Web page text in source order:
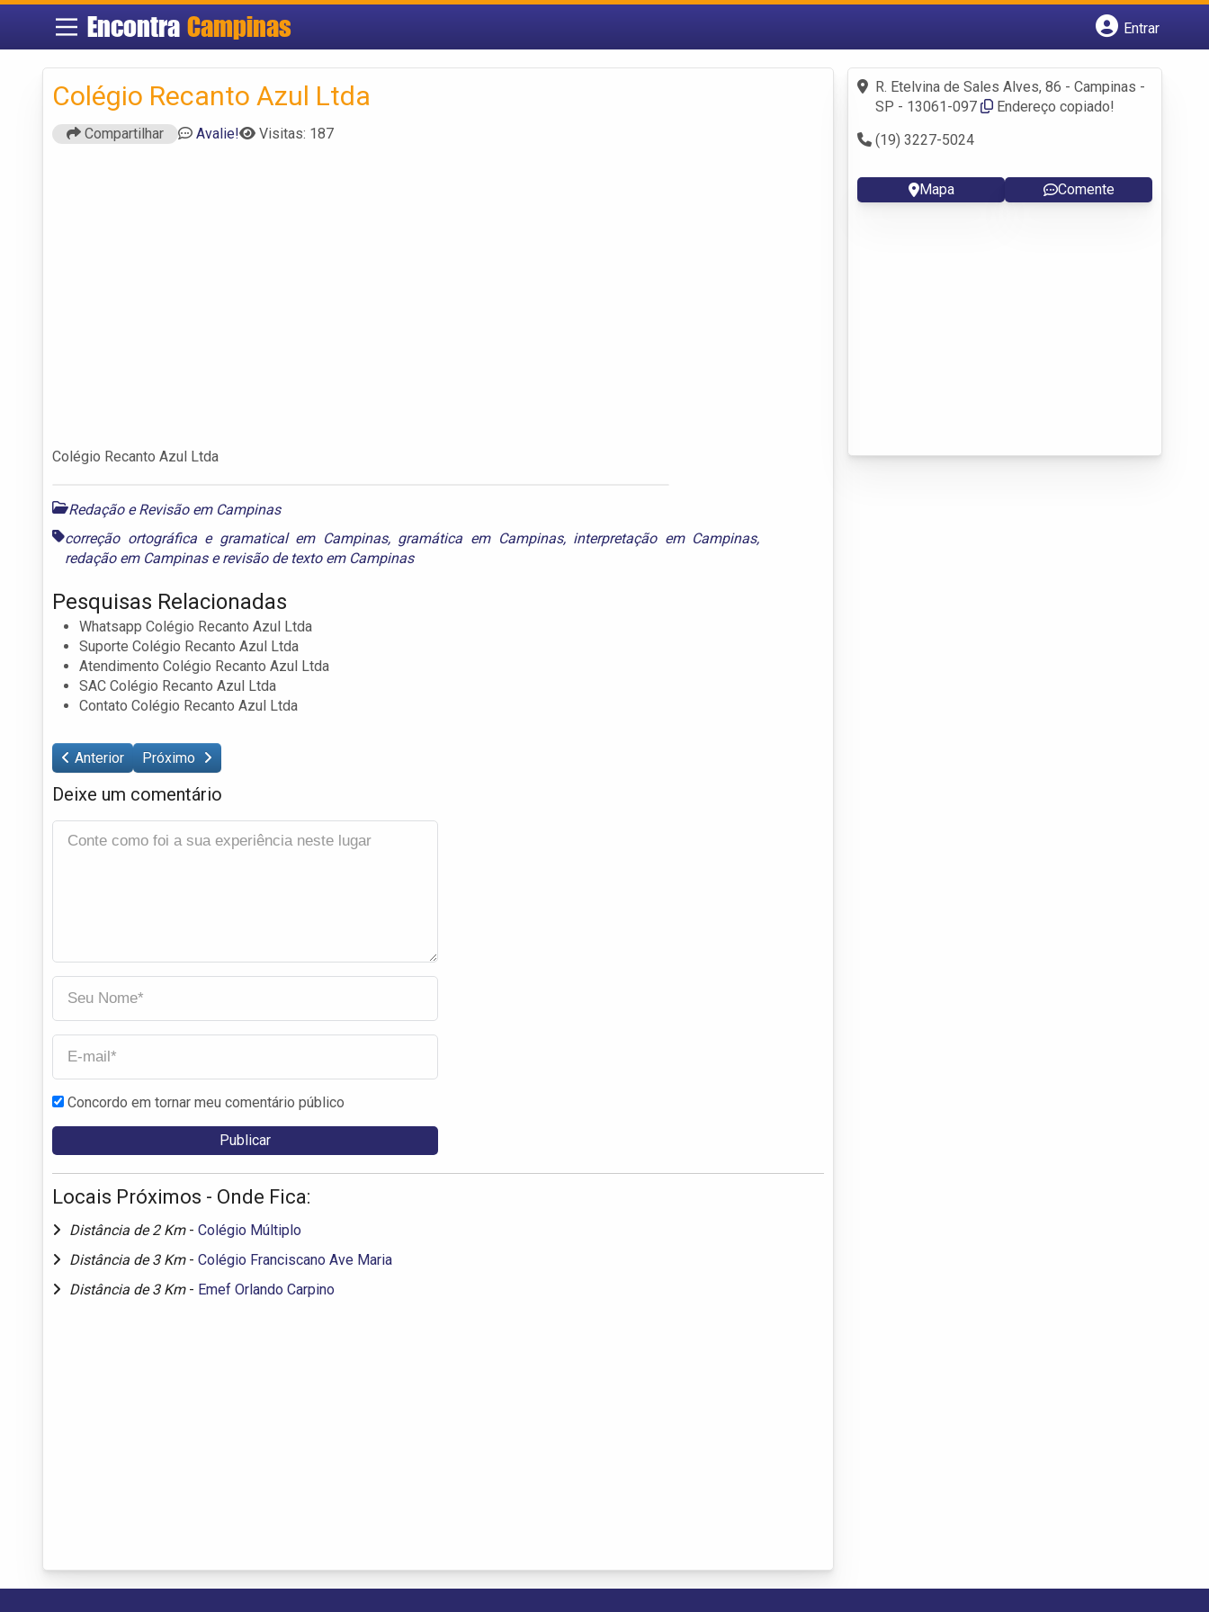
EncontraCampinas
Entrar
Fazer login
Criar conta
Colégio Recanto Azul Ltda
Compartilhar Avalie! Visitas: 187
Colégio Recanto Azul Ltda
Redação e Revisão em Campinas
correção ortográfica e gramatical em Campinas, gramática em Campinas, interpretação em Campinas,
redação em Campinaserevisão de texto em Campinas
Pesquisas Relacionadas
Whatsapp Colégio Recanto Azul Ltda
Suporte Colégio Recanto Azul Ltda
Atendimento Colégio Recanto Azul Ltda
SAC Colégio Recanto Azul Ltda
Contato Colégio Recanto Azul Ltda
Anterior Próximo
Deixe um comentário
Concordo em tornar meu comentário público
Locais Próximos - Onde Fica:
Distância de 2 Km - Colégio Múltiplo
Distância de 3 Km - Colégio Franciscano Ave Maria
Distância de 3 Km - Emef Orlando Carpino
R. Etelvina de Sales Alves, 86 - Campinas -
SP - 13061-097
Endereço copiado!
(19) 3227-5024
Mapa Comente